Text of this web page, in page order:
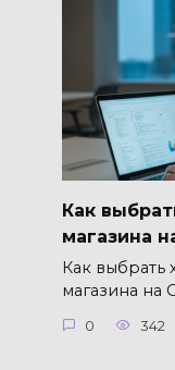
Как
магазина
Как выбрать
магазина на
0 342